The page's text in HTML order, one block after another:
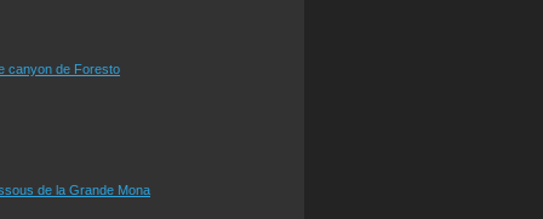
canyon de Foresto
de la Grande Mona